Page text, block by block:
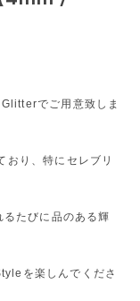
でご用意致しま
おり、特にセレブリ
たびに品のある輝
を楽しんでくださ